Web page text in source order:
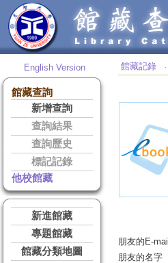
English Version
館藏查詢
新增查詢
查詢結果
查詢歷史
標記記錄
他校館藏
新進館藏
專題館藏
館藏分類地圖
館藏記錄 ‧
朋友的E-mail
朋友的名字